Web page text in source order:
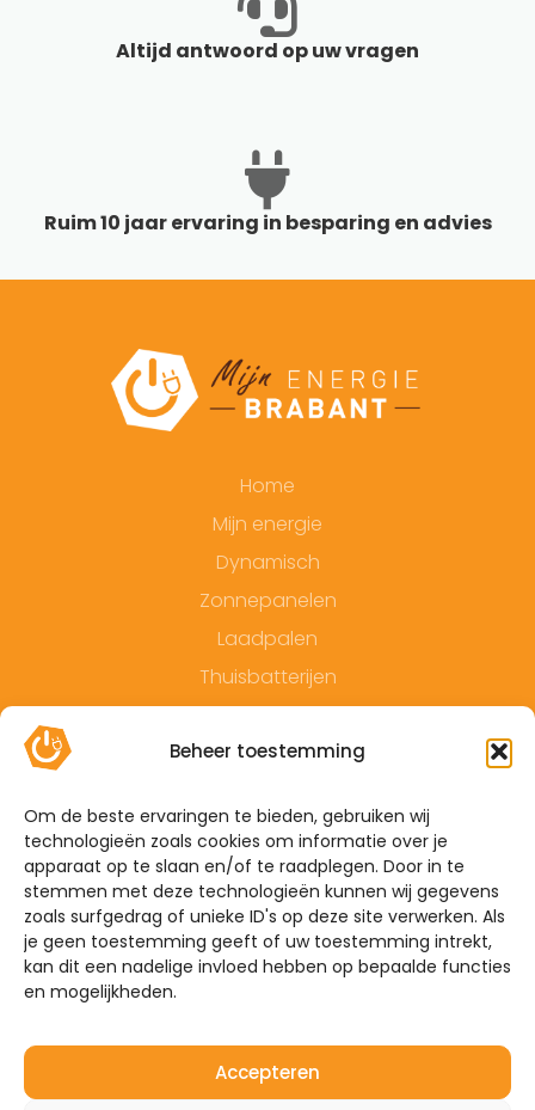
Beheer toestemming
Om de beste ervaringen te bieden, gebruiken wij
technologieën zoals cookies om informatie over je
apparaat op te slaan en/of te raadplegen. Door in te
stemmen met deze technologieën kunnen wij gegevens
zoals surfgedrag of unieke ID's op deze site verwerken. Als
je geen toestemming geeft of uw toestemming intrekt,
kan dit een nadelige invloed hebben op bepaalde functies
en mogelijkheden.
Accepteren
Altijd antwoord op uw vragen
Ruim 10 jaar ervaring in besparing en advies
Home
Mijn energie
Dynamisch
Zonnepanelen
Laadpalen
Thuisbatterijen
Contact
Algemene voorwaarden
Privacyverklaring
Sitemap
De Hoefkens 1 5707 AZ Helmond
Westelijke Havendijk 17E 4703 RA Roosendaal
0492-350309
info@mijnenergiebrabant.nl